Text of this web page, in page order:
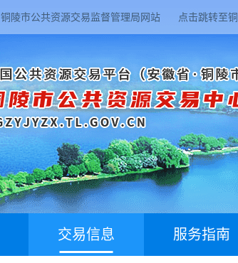
铜陵市公共资源交易监督管理局网站 点击跳转至
交易信息 服务指南